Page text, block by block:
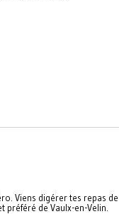
Viens digérer tes repas
de Vaulx-en-Velin.